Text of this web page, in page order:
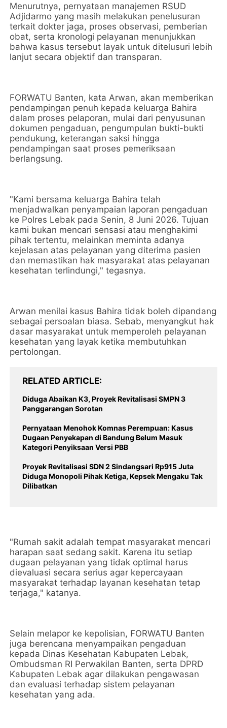
Menurutnya, pernyataan manajemen RSUD
Adjidarmo yang masih melakukan penelusuran
terkait dokter jaga, proses observasi, pemberian
obat, serta kronologi pelayanan menunjukkan
bahwa kasus tersebut layak untuk ditelusuri lebih
lanjut secara objektif dan transparan.
FORWATU Banten, kata Arwan, akan memberikan
pendampingan penuh kepada keluarga Bahira
dalam proses pelaporan, mulai dari penyusunan
dokumen pengaduan, pengumpulan bukti-bukti
pendukung, keterangan saksi hingga
pendampingan saat proses pemeriksaan
berlangsung.
"Kami bersama keluarga Bahira telah
menjadwalkan penyampaian laporan pengaduan
ke Polres Lebak pada Senin, 8 Juni 2026. Tujuan
kami bukan mencari sensasi atau menghakimi
pihak tertentu, melainkan meminta adanya
kejelasan atas pelayanan yang diterima pasien
dan memastikan hak masyarakat atas pelayanan
kesehatan terlindungi," tegasnya.
Arwan menilai kasus Bahira tidak boleh dipandang
sebagai persoalan biasa. Sebab, menyangkut hak
dasar masyarakat untuk memperoleh pelayanan
kesehatan yang layak ketika membutuhkan
pertolongan.
RELATED ARTICLE
Diduga Abaikan K3, Proyek Revitalisasi SMPN 3
Panggarangan Sorotan
Pernyataan Menohok Komnas Perempuan: Kasus
Dugaan Penyekapan di Bandung Belum Masuk
Kategori Penyiksaan Versi PBB
Proyek Revitalisasi SDN 2 Sindangsari Rp915 Juta
Diduga Monopoli Pihak Ketiga, Kepsek Mengaku Tak
Dilibatkan
"Rumah sakit adalah tempat masyarakat mencari
harapan saat sedang sakit. Karena itu setiap
dugaan pelayanan yang tidak optimal harus
dievaluasi secara serius agar kepercayaan
masyarakat terhadap layanan kesehatan tetap
terjaga," katanya.
Selain melapor ke kepolisian, FORWATU Banten
juga berencana menyampaikan pengaduan
kepada Dinas Kesehatan Kabupaten Lebak,
Ombudsman RI Perwakilan Banten, serta DPRD
Kabupaten Lebak agar dilakukan pengawasan
dan evaluasi terhadap sistem pelayanan
kesehatan yang ada.